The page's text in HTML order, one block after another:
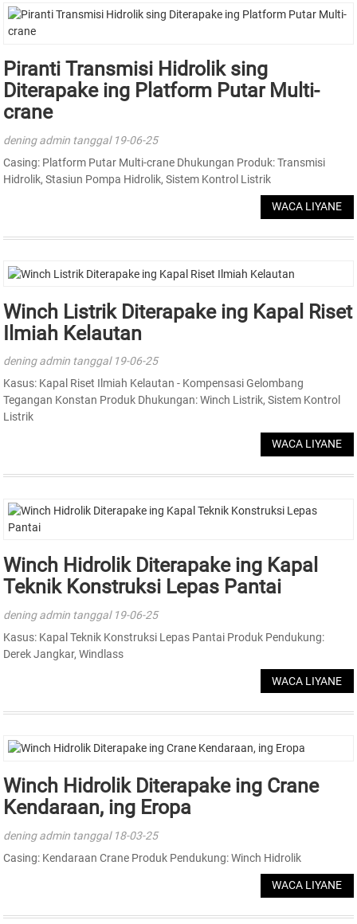
Piranti Transmisi Hidrolik sing
Diterapake ing Platform Putar Multi-
crane
dening admin tanggal 19-06-25
Casing: Platform Putar Multi-crane Dhukungan Produk: Transmisi
Hidrolik, Stasiun Pompa Hidrolik, Sistem Kontrol Listrik
WACA LIYANE
Winch Listrik Diterapake ing Kapal Riset
Ilmiah Kelautan
dening admin tanggal 19-06-25
Kasus: Kapal Riset Ilmiah Kelautan - Kompensasi Gelombang
Tegangan Konstan Produk Dhukungan: Winch Listrik, Sistem Kontrol
Listrik
WACA LIYANE
Winch Hidrolik Diterapake ing Kapal
Teknik Konstruksi Lepas Pantai
dening admin tanggal 19-06-25
Kasus: Kapal Teknik Konstruksi Lepas Pantai Produk Pendukung:
Derek Jangkar, Windlass
WACA LIYANE
Winch Hidrolik Diterapake ing Crane
Kendaraan, ing Eropa
dening admin tanggal 18-03-25
Casing: Kendaraan Crane Produk Pendukung: Winch Hidrolik
WACA LIYANE